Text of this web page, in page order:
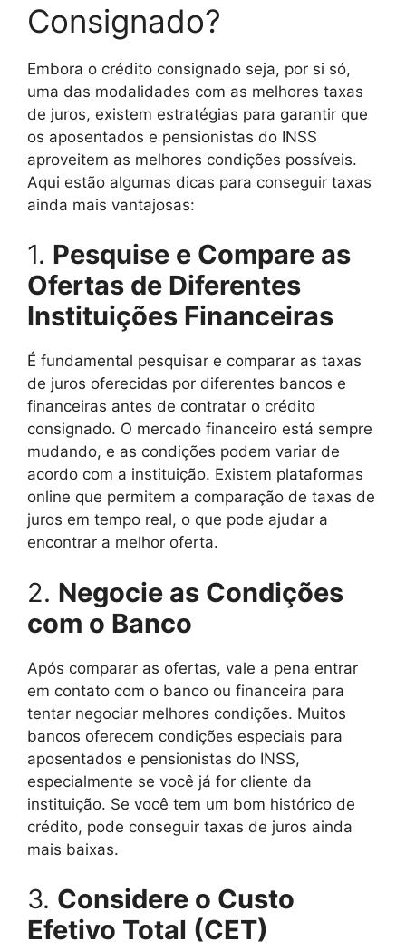
Consignado?
Embora o crédito consignado seja, por si só,
uma das modalidades com as melhores taxas
de juros, existem estratégias para garantir que
os aposentados e pensionistas do INSS
aproveitem as melhores condições possíveis.
Aqui estão algumas dicas para conseguir taxas
ainda mais vantajosas:
1. Pesquise e Compare as
Ofertas de Diferentes
Instituições Financeiras
É fundamental pesquisar e comparar as taxas
de juros oferecidas por diferentes bancos e
financeiras antes de contratar o crédito
consignado. O mercado financeiro está sempre
mudando, e as condições podem variar de
acordo com a instituição. Existem plataformas
online que permitem a comparação de taxas de
juros em tempo real, o que pode ajudar a
encontrar a melhor oferta.
2. Negocie as Condições
com o Banco
Após comparar as ofertas, vale a pena entrar
em contato com o banco ou financeira para
tentar negociar melhores condições. Muitos
bancos oferecem condições especiais para
aposentados e pensionistas do INSS,
especialmente se você já for cliente da
instituição. Se você tem um bom histórico de
crédito, pode conseguir taxas de juros ainda
mais baixas.
3. Considere o Custo
Efetivo Total (CET)